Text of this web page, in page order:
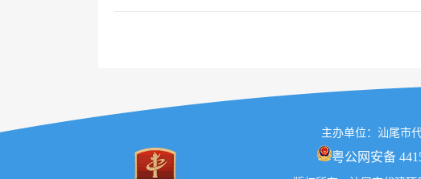
主办单位：汕尾市
粤公网安备